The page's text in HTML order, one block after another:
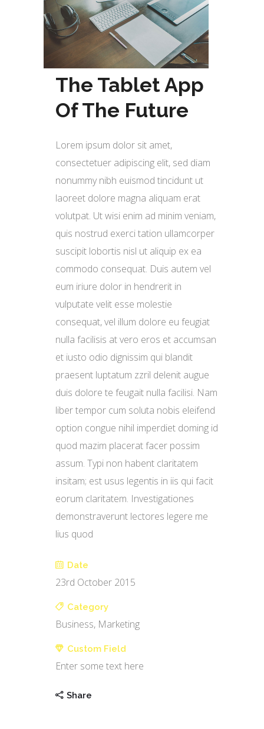
The Tablet App
Of The Future
Lorem ipsum dolor sit amet,
consectetuer adipiscing elit, sed diam
nonummy nibh euismod tincidunt ut
laoreet dolore magna aliquam erat
volutpat. Ut wisi enim ad minim veniam,
quis nostrud exerci tation ullamcorper
suscipit lobortis nisl ut aliquip ex ea
commodo consequat. Duis autem vel
eum iriure dolor in hendrerit in
vulputate velit esse molestie
consequat, vel illum dolore eu feugiat
nulla facilisis at vero eros et accumsan
et iusto odio dignissim qui blandit
praesent luptatum zzril delenit augue
duis dolore te feugait nulla facilisi. Nam
liber tempor cum soluta nobis eleifend
option congue nihil imperdiet doming id
quod mazim placerat facer possim
assum. Typi non habent claritatem
insitam; est usus legentis in iis qui facit
eorum claritatem. Investigationes
demonstraverunt lectores legere me
lius quod
Date
23rd October 2015
Category
Business, Marketing
Custom Field
Enter some text here
Share